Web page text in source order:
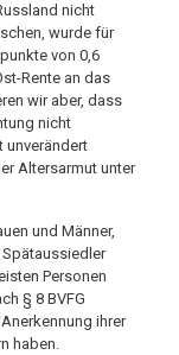
nicht
wurde für
von 0,6
Rente an das
wir aber, dass
nicht
unverändert
Altersarmut unter
und Männer,
Personen
§ 8 BVFG
ihrer
haben.